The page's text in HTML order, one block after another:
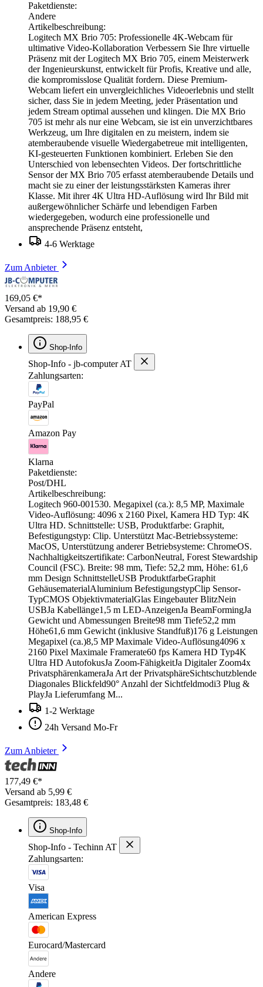
Paketdienste:
Andere
Artikelbeschreibung:
Logitech MX Brio 705: Professionelle 4K-Webcam für
ultimative Video-Kollaboration Verbessern Sie Ihre virtuelle
Präsenz mit der Logitech MX Brio 705, einem Meisterwerk
der Ingenieurskunst, entwickelt für Profis, Kreative und alle,
die kompromisslose Qualität fordern. Diese Premium-
Webcam liefert ein unvergleichliches Videoerlebnis und stellt
sicher, dass Sie in jedem Meeting, jeder Präsentation und
jedem Stream optimal aussehen und klingen. Die MX Brio
705 ist mehr als nur eine Webcam, sie ist ein unverzichtbares
Werkzeug, um Ihre digitalen en zu meistern, indem sie
atemberaubende visuelle Wiedergabetreue mit intelligenten,
KI-gesteuerten Funktionen kombiniert. Erleben Sie den
Unterschied von lebensechten Videos. Der fortschrittliche
Sensor der MX Brio 705 erfasst atemberaubende Details und
macht sie zu einer der leistungsstärksten Kameras ihrer
Klasse. Mit ihrer 4K Ultra HD-Auflösung wird Ihr Bild mit
außergewöhnlicher Schärfe und lebendigen Farben
wiedergegeben, wodurch eine professionelle und
ansprechende Präsenz entsteht,
4-6 Werktage
Zum Anbieter
169,05 €*
Versand ab 19,90 €
Gesamtpreis: 188,95 €
Shop-Info
Shop-Info - jb-computer AT
Zahlungsarten:
PayPal
Amazon Pay
Klarna
Paketdienste:
Post/DHL
Artikelbeschreibung:
Logitech 960-001530. Megapixel (ca.): 8,5 MP, Maximale
Video-Auflösung: 4096 x 2160 Pixel, Kamera HD Typ: 4K
Ultra HD. Schnittstelle: USB, Produktfarbe: Graphit,
Befestigungstyp: Clip. Unterstützt Mac-Betriebssysteme:
MacOS, Unterstützung anderer Betriebsysteme: ChromeOS.
Nachhaltigkeitszertifikate: CarbonNeutral, Forest Stewardship
Council (FSC). Breite: 98 mm, Tiefe: 52,2 mm, Höhe: 61,6
mm Design SchnittstelleUSB ProduktfarbeGraphit
GehäusematerialAluminium BefestigungstypClip Sensor-
TypCMOS ObjektivmaterialGlas Eingebauter BlitzNein
USBJa Kabellänge1,5 m LED-AnzeigenJa BeamFormingJa
Gewicht und Abmessungen Breite98 mm Tiefe52,2 mm
Höhe61,6 mm Gewicht (inklusive Standfuß)176 g Leistungen
Megapixel (ca.)8,5 MP Maximale Video-Auflösung4096 x
2160 Pixel Maximale Framerate60 fps Kamera HD Typ4K
Ultra HD AutofokusJa Zoom-FähigkeitJa Digitaler Zoom4x
PrivatsphärenkameraJa Art der PrivatsphäreSichtschutzblende
Diagonales Blickfeld90° Anzahl der Sichtfeldmodi3 Plug &
PlayJa Lieferumfang M...
1-2 Werktage
24h Versand Mo-Fr
Zum Anbieter
177,49 €*
Versand ab 5,99 €
Gesamtpreis: 183,48 €
Shop-Info
Shop-Info - Techinn AT
Zahlungsarten:
Visa
American Express
Eurocard/Mastercard
Andere